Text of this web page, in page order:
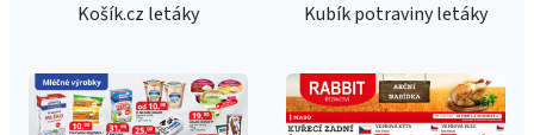
Košík.cz letáky Kubík potraviny letáky